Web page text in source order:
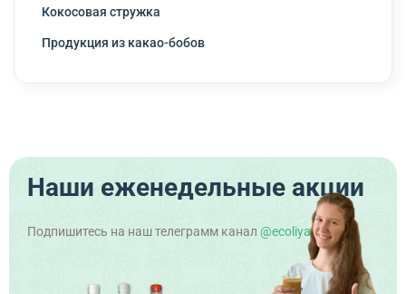
Кокосовая стружка
Продукция из какао-бобов
Наши еженедельные акции
Подпишитесь на наш телеграмм канал @ecoliya_official